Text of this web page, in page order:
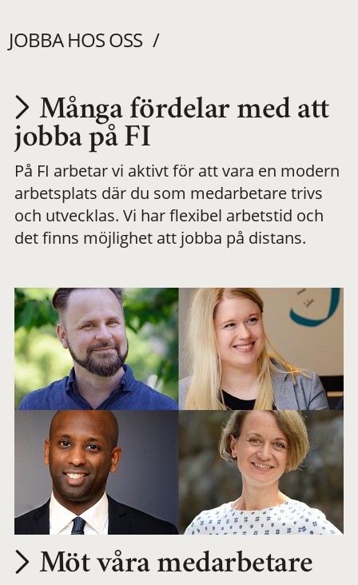
JOBBA HOS OSS
Utvecklas på en
meningsfull och
flexibel
Många fördelar med att
jobba på FI
På FI arbetar vi aktivt för att vara en modern
arbetsplats där du som medarbetare trivs
och utvecklas. Vi har flexibel arbetstid och
det finns möjlighet att jobba på distans.
Möt våra medarbetare